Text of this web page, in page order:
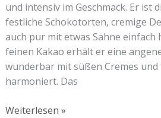
und intensiv im Geschmack. Er ist
festliche Schokotorten, cremige
auch pur mit etwas Sahne einfach
feinen Kakao erhält er eine
wunderbar mit süßen Cremes
harmoniert. Das
Weiterlesen »